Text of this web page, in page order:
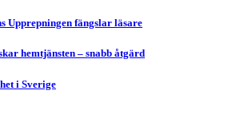
Upprepningen fängslar läsare
hemtjänsten – snabb åtgärd
i Sverige